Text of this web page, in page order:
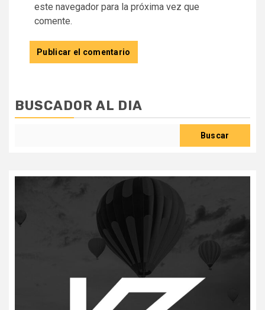
este navegador para la próxima vez que
comente.
BUSCADOR AL DIA
Buscar